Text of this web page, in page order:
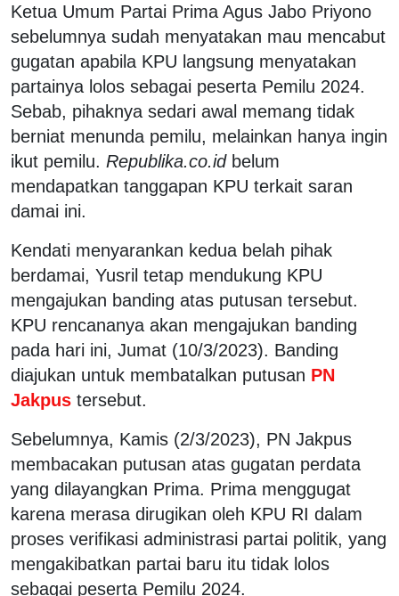
Ketua Umum Partai Prima Agus Jabo Priyono
sebelumnya sudah menyatakan mau mencabut
gugatan apabila KPU langsung menyatakan
partainya lolos sebagai peserta Pemilu 2024.
Sebab, pihaknya sedari awal memang tidak
berniat menunda pemilu, melainkan hanya ingin
ikut pemilu. Republika.co.idbelum
mendapatkan tanggapan KPU terkait saran
damai ini.
Kendati menyarankan kedua belah pihak
berdamai, Yusril tetap mendukung KPU
mengajukan banding atas putusan tersebut.
KPU rencananya akan mengajukan banding
pada hari ini, Jumat (10/3/2023). Banding
diajukan untuk membatalkan putusan PN
Jakpus tersebut.
Sebelumnya, Kamis (2/3/2023), PN Jakpus
membacakan putusan atas gugatan perdata
yang dilayangkan Prima. Prima menggugat
karena merasa dirugikan oleh KPU RI dalam
proses verifikasi administrasi partai politik, yang
mengakibatkan partai baru itu tidak lolos
sebagai peserta Pemilu 2024.